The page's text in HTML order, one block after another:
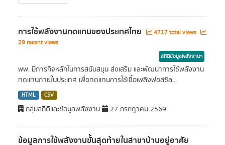
การใช้พลังงานทดแทนของประเทศไทย
4717 total views
29 recent views
สถิติข้อมูลพลังงานฯ
พพ. มีภารกิจหลักในการสนับสนุน ส่งเสริม และพัฒนาการใช้พลังงาน
ทดแทนภายในประเทศ เพื่อทดแทนการใช้เชื้อเพลิงฟอสซิล...
HTML CSV
กลุ่มสถิติและข้อมูลพลังงาน 27 กรกฎาคม 2569
ข้อมูลการใช้พลังงานขั้นสุดท้ายในสาขาบ้านอยู่อาศัย